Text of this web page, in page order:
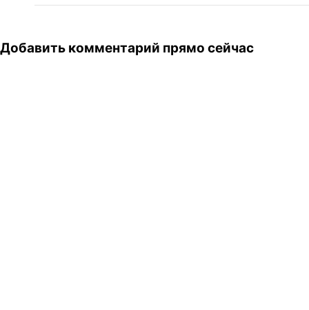
Добавить комментарий прямо сейчас